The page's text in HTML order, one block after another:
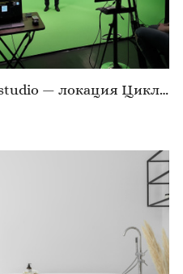
zolotov.studio — локация Циклорама с хромакеем